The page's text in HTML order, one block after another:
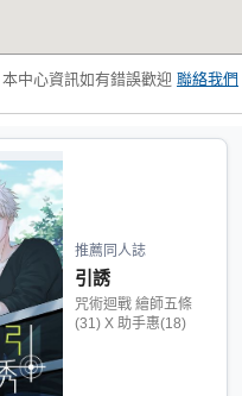
中心資訊如有錯誤歡迎 聯絡我們
推薦同人誌
引誘
咒術迴戰 繪師五條
(31) X 助手惠(18)